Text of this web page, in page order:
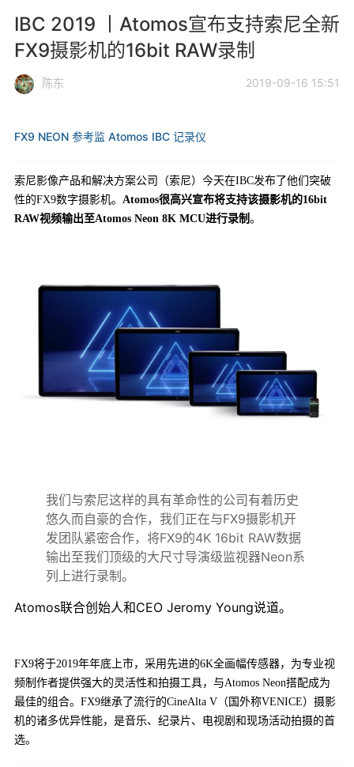
IBC 2019 丨Atomos宣布支持索尼全新
FX9摄影机的16bit RAW录制
陈东 2019-09-16 15:51
FX9 NEON 参考监 Atomos IBC 记录仪
索尼影像产品和解决方案公司（索尼）今天在IBC发布了他们突破
性的FX9数字摄影机。 Atomos很高兴宣布将支持该摄影机的16bit
RAW视频输出至Atomos Neon 8K MCU进行录制 。
我们与索尼这样的具有革命性的公司有着历史
悠久而自豪的合作，我们正在与FX9摄影机开
发团队紧密合作，将FX9的4K 16bit RAW数据
输出至我们顶级的大尺寸导演级监视器Neon系
列上进行录制。
Atomos联合创始人和CEO Jeromy Young说道。
FX9将于2019年年底上市，采用先进的6K全画幅传感器，为专业视
频制作者提供强大的灵活性和拍摄工具，与Atomos Neon搭配成为
最佳的组合。FX9继承了流行的CineAlta V（国外称VENICE）摄影
机的诸多优异性能，是音乐、纪录片、电视剧和现场活动拍摄的首
选。